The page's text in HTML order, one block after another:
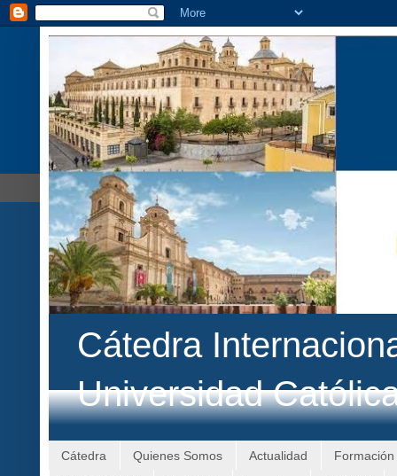
Cátedra
Universidad
Cátedra Quienes Somos Actualidad Formación